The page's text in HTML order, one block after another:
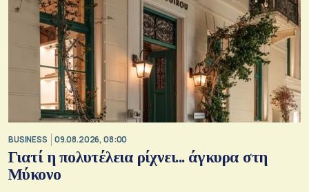
BUSINESS 09.08.2026, 08:00
Γιατί η πολυτέλεια ρίχνει... άγκυρα στη
Μύκονο